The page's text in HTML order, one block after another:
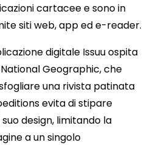
cartacee e sono in
siti web, app ed e-reader.
digitale Issuu ospita
Geographic, che
una rivista patinata
evita di stipare
design, limitando la
a un singolo